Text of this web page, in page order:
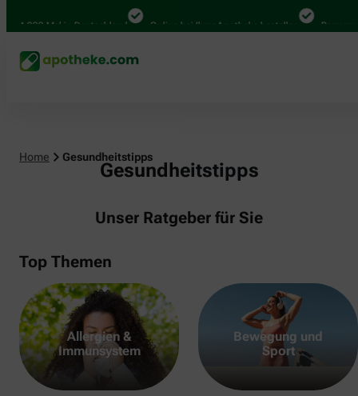
Mal in Deutschland Online bei Ihrer Apotheke bestellen Bequem
Home Gesundheitstipps
Gesundheitstipps
Unser Ratgeber für Sie
Top Themen
Allergien &
Immunsystem
Bewegung und
Sport